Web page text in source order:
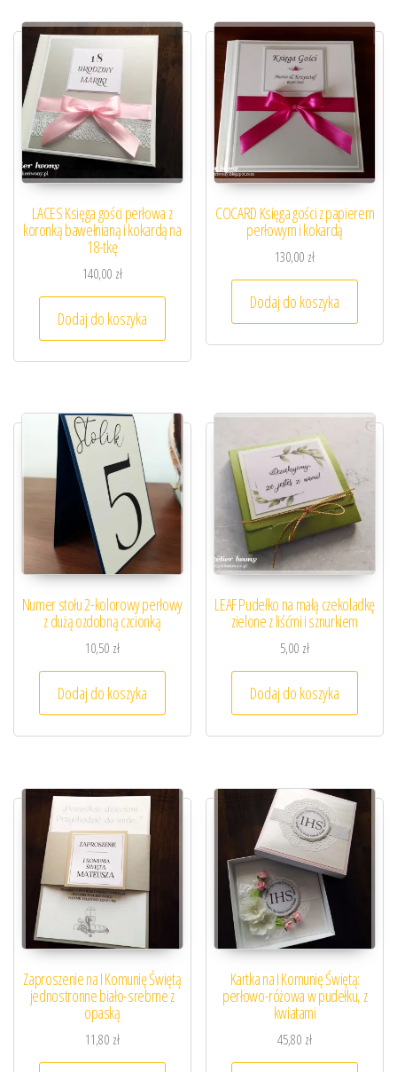
LACES Księga gości perłowa z
koronką bawełnianą i kokardą na
18-tkę
140,00 zł
Dodaj do koszyka
COCARD Księga gości z papierem
perłowym i kokardą
130,00 zł
Dodaj do koszyka
Numer stołu 2-kolorowy perłowy
z dużą ozdobną czcionką
10,50 zł
Dodaj do koszyka
LEAF Pudełko na małą czekoladkę
zielone z liśćmi i sznurkiem
5,00 zł
Dodaj do koszyka
Zaproszenie na I Komunię Świętą
jednostronne biało-srebrne z
opaską
11,80 zł
Kartka na I Komunię Świętą:
perłowo-różowa w pudełku, z
kwiatami
45,80 zł